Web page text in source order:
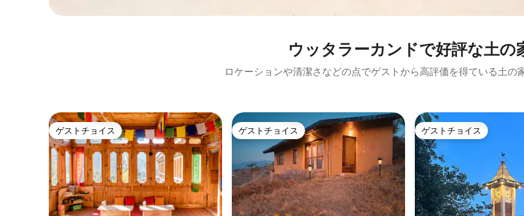
ウッタラーカンドで好評な土の
ロケーションや清潔さなどの点でゲストから高評価を得ている土の
ゲストチョイス
ゲストチョイス ゲストチョイス
ゲストチョイス ゲストチョイス
ゲストチョイス